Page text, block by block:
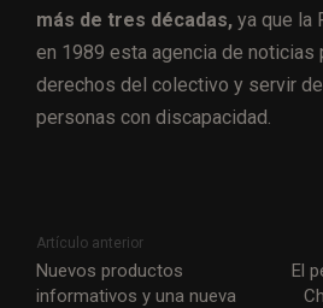
más de tres décadas, ya que la
en 1989 esta agencia de noticias
derechos del colectivo y servir
personas con discapacidad.
Artículo anterior
Nuevos productos
informativos y una nueva
El